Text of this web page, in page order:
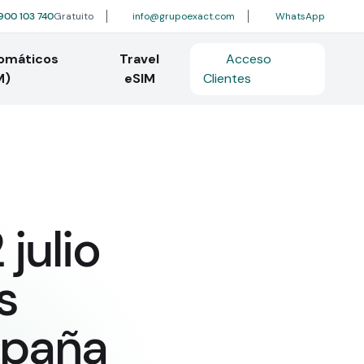
103 740Gratuito info@grupoexact.com WhatsApp
Travel
eSIM
Acceso
Clientes
julio